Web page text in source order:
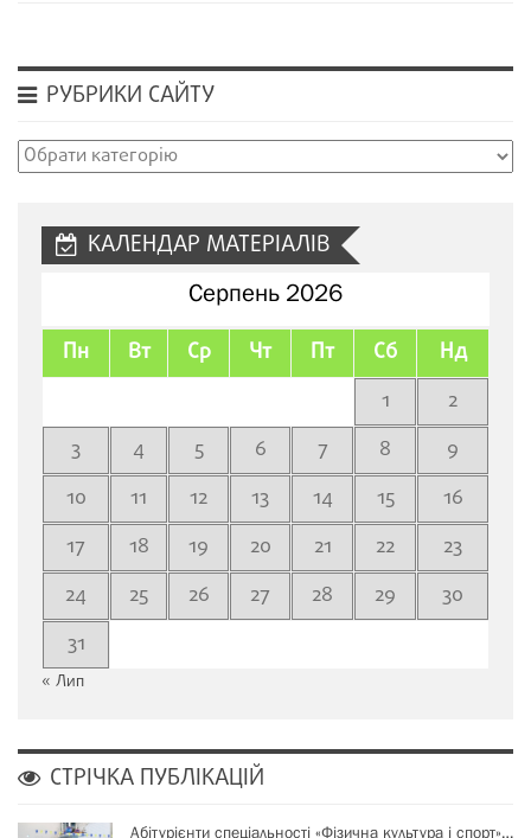
РУБРИКИ САЙТУ
Рубрики
КАЛЕНДАР МАТЕРІАЛІВ
Серпень 2026
Пн Вт Ср Чт Пт Сб Нд
1
2
3
4 5 6 7 8
9
10
11 12 13 14 15
16
17
18 19 20 21 22
23
24
25 26 27 28 29
30
31
« Лип
СТРІЧКА ПУБЛІКАЦІЙ
Абітурієнти спеціальності «Фізична культура і спорт»…